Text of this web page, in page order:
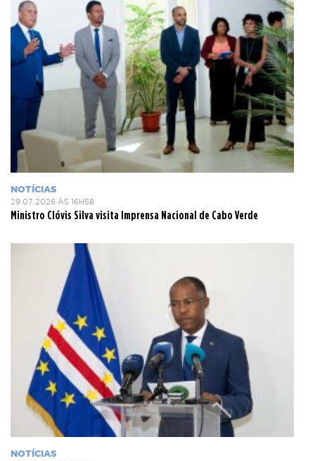
NOTÍCIAS
29.07.2026 ÀS 16H58
Ministro Clóvis Silva visita Imprensa Nacional de Cabo Verde
NOTÍCIAS